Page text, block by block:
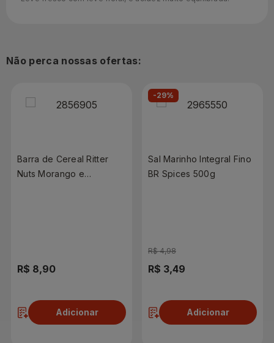
Não perca nossas ofertas:
Barra de Cereal Ritter
Nuts Morango e
R$ 8,90
Adicionar
-29%
Sal Marinho Integral Fino
BR Spices 500g
R$ 4,98
R$ 3,49
Adicionar